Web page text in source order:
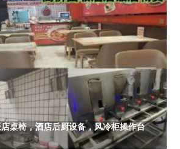
桌椅，酒店后厨设备，风冷柜操作台